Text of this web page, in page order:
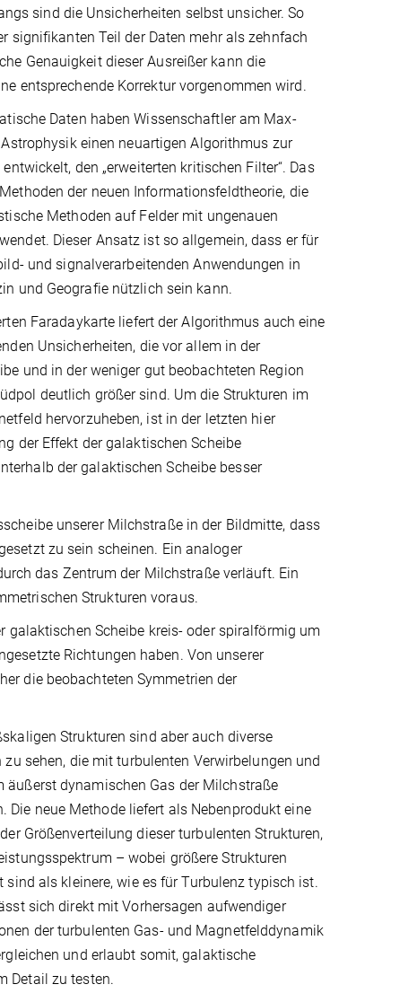
sind die Unsicherheiten selbst unsicher. So
signifikanten Teil der Daten mehr als zehnfach
Genauigkeit dieser Ausreißer kann die
entsprechende Korrektur vorgenommen wird.
Daten haben Wissenschaftler am Max-
einen neuartigen Algorithmus zur
den „erweiterten kritischen Filter“. Das
der neuen Informationsfeldtheorie, die
Methoden auf Felder mit ungenauen
Dieser Ansatz ist so allgemein, dass er für
und signalverarbeitenden Anwendungen in
und Geografie nützlich sein kann.
Faradaykarte liefert der Algorithmus auch eine
Unsicherheiten, die vor allem in der
und in der weniger gut beobachteten Region
deutlich größer sind. Um die Strukturen im
hervorzuheben, ist in der letzten hier
der Effekt der galaktischen Scheibe
der galaktischen Scheibe besser
unserer Milchstraße in der Bildmitte, dass
zu sein scheinen. Ein analoger
das Zentrum der Milchstraße verläuft. Ein
Strukturen voraus.
galaktischen Scheibe kreis- oder spiralförmig um
Richtungen haben. Von unserer
die beobachteten Symmetrien der
Strukturen sind aber auch diverse
zu sehen, die mit turbulenten Verwirbelungen und
äußerst dynamischen Gas der Milchstraße
Die neue Methode liefert als Nebenprodukt eine
Größenverteilung dieser turbulenten Strukturen,
– wobei größere Strukturen
sind als kleinere, wie es für Turbulenz typisch ist.
sich direkt mit Vorhersagen aufwendiger
der turbulenten Gas- und Magnetfelddynamik
und erlaubt somit, galaktische
Detail zu testen.